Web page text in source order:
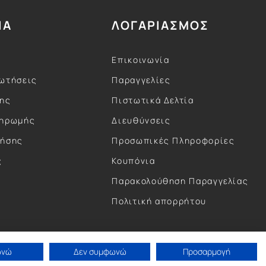
ΛΟΓΑΡΙΑΣΜΟΣ
Επικοινωνία
Παραγγελίες
Πιστωτικά Δελτία
Διευθύνσεις
Προσωπικές Πληροφορίες
Κουπόνια
Παρακολούθηση Παραγγελίας
Πολιτική απορρήτου
Δεν συμφωνώ Προσαρμογή